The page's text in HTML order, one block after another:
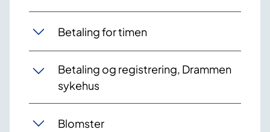
Betaling for timen
Betaling og registrering, Drammen
sykehus
Blomster